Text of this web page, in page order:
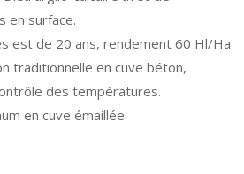
en surface.
est de 20 ans, rendement 60 Hl/Ha
traditionnelle en cuve béton,
des températures.
en cuve émaillée.